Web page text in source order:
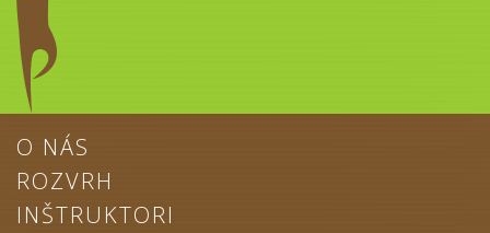
O NÁS
ROZVRH
INŠTRUKTORI